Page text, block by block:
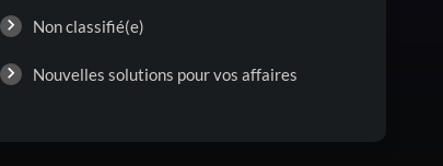
Non classifié(e)
Nouvelles solutions pour vos affaires